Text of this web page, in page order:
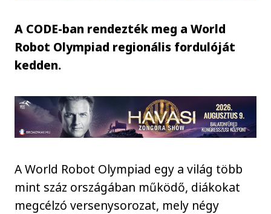
A CODE-ban rendezték meg a World
Robot Olympiad regionális fordulóját
kedden.
A World Robot Olympiad egy a világ több
mint száz országában működő, diákokat
megcélzó versenysorozat, mely négy